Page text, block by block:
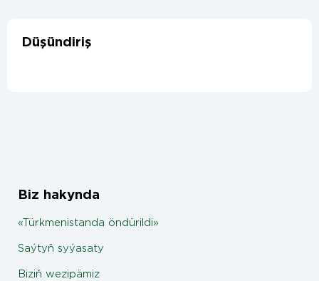
Düşündiriş
Biz hakynda
«Türkmenistanda öndürildi»
Saýtyň syýasaty
Biziň wezipämiz